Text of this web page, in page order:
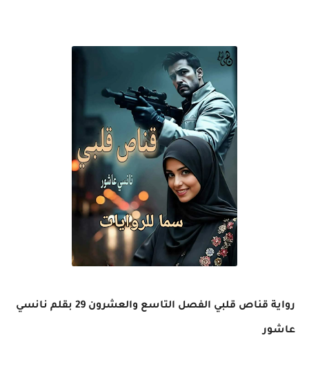
رواية قناص قلبي الفصل التاسع والعشرون 29 بقلم نانسي
عاشور